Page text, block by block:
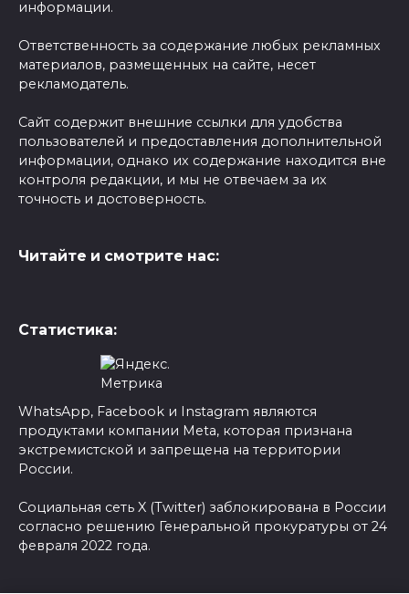
информации.
Ответственность за содержание любых рекламных
материалов, размещенных на сайте, несет
рекламодатель.
Сайт содержит внешние ссылки для удобства
пользователей и предоставления дополнительной
информации, однако их содержание находится вне
контроля редакции, и мы не отвечаем за их
точность и достоверность.
Читайте и смотрите нас:
Статистика:
WhatsApp, Facebook и Instagram являются
продуктами компании Meta, которая признана
экстремистской и запрещена на территории
России.
Социальная сеть X (Twitter) заблокирована в России
согласно решению Генеральной прокуратуры от 24
февраля 2022 года.